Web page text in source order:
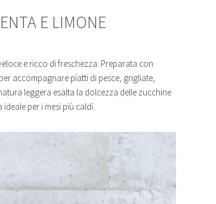
E LIMONE
e ricco di freschezza. Preparata con
accompagnare piatti di pesce, grigliate,
leggera esalta la dolcezza delle zucchine
per i mesi più caldi.